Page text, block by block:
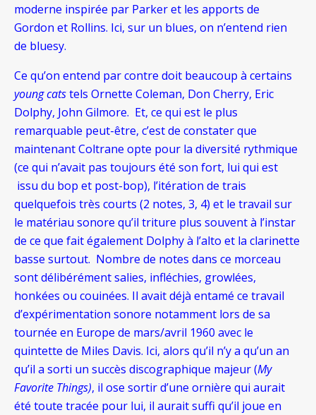
moderne inspirée par Parker et les apports de
Gordon et Rollins. Ici, sur un blues, on n’entend rien
de bluesy.
Ce qu’on entend par contre doit beaucoup à certains
young catstels Ornette Coleman, Don Cherry, Eric
Dolphy, John Gilmore. Et, ce qui est le plus
remarquable peut-être, c’est de constater que
maintenant Coltrane opte pour la diversité rythmique
(ce qui n’avait pas toujours été son fort, lui qui est
issu du bop et post-bop), l’itération de trais
quelquefois très courts (2 notes, 3, 4) et le travail sur
le matériau sonore qu’il triture plus souvent à l’instar
de ce que fait également Dolphy à l’alto et la clarinette
basse surtout. Nombre de notes dans ce morceau
sont délibérément salies, infléchies, growlées,
honkées ou couinées. Il avait déjà entamé ce travail
d’expérimentation sonore notamment lors de sa
tournée en Europe de mars/avril 1960 avec le
quintette de Miles Davis. Ici, alors qu’il n’y a qu’un an
qu’il a sorti un succès discographique majeur (My
Favorite Things), il ose sortir d’une ornière qui aurait
été toute tracée pour lui, il aurait suffi qu’il joue en